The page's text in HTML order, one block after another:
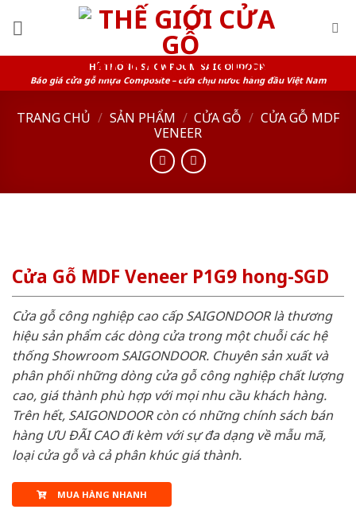
HỆ THỐNG SHOWROOM SAIGONDOOR
Báo giá cửa gỗ nhựa Composite – cửa chịu nước hàng đầu Việt Nam
TRANG CHỦ / SẢN PHẨM / CỬA GỖ / CỬA GỖ MDF
VENEER
Cửa Gỗ MDF Veneer P1G9 hong-SGD
Cửa gỗ công nghiệp cao cấp SAIGONDOOR là thương
hiệu sản phẩm các dòng cửa trong một chuỗi các hệ
thống Showroom SAIGONDOOR. Chuyên sản xuất và
phân phối những dòng cửa gỗ công nghiệp chất lượng
cao, giá thành phù hợp với mọi nhu cầu khách hàng.
Trên hết, SAIGONDOOR còn có những chính sách bán
hàng ƯU ĐÃI CAO đi kèm với sự đa dạng về mẫu mã,
loại cửa gỗ và cả phân khúc giá thành.
MUA HÀNG NHANH